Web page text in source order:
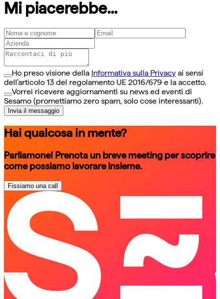
Mi piacerebbe...
Ho preso visione della Informativa sulla Privacy ai sensi
dell'articolo 13 del regolamento UE 2016/679 e la accetto.
Vorrei ricevere aggiornamenti su news ed eventi di
Sesamo (promettiamo zero spam, solo cose interessanti).
Invia il messaggio
Hai qualcosa in mente?
Parliamone! Prenota un breve meeting per scoprire
come possiamo lavorare insieme.
Fissiamo una call
schedule a call
schedule a call